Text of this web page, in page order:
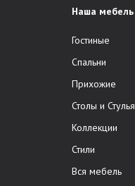
Наша мебель
Гостиные
Спальни
Прихожие
Столы и Стулья
Коллекции
Стили
Вся мебель